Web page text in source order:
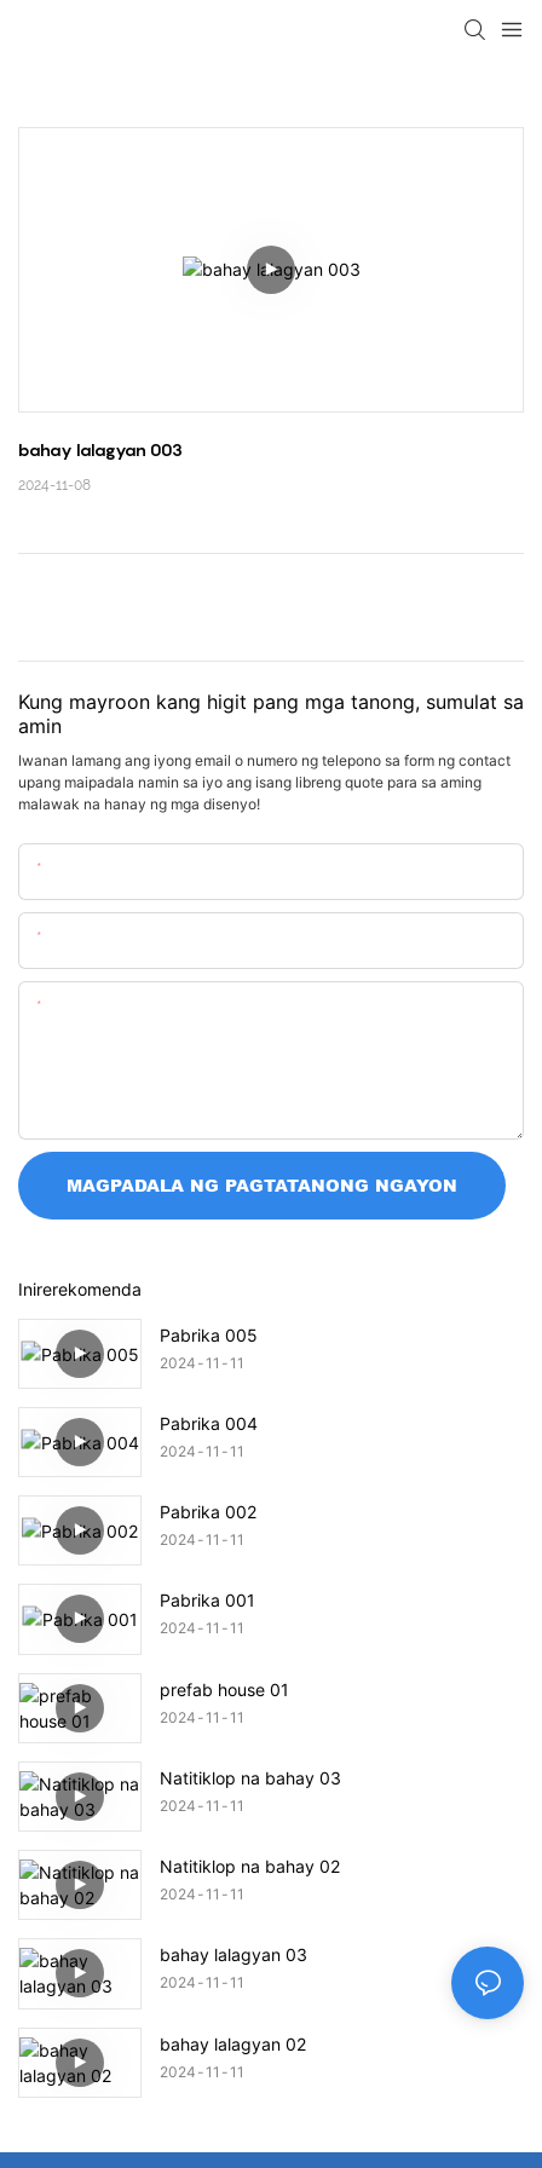
bahay lalagyan 003
2024-11-08
Kung mayroon kang higit pang mga tanong, sumulat sa
amin
Iwanan lamang ang iyong email o numero ng telepono sa form ng contact
upang maipadala namin sa iyo ang isang libreng quote para sa aming
malawak na hanay ng mga disenyo!
MAGPADALA NG PAGTATANONG NGAYON
Inirerekomenda
Pabrika 005
2024 11 11
Pabrika 004
2024 11 11
Pabrika 002
2024 11 11
Pabrika 001
2024 11 11
prefab house 01
2024 11 11
Natitiklop na bahay 03
2024 11 11
Natitiklop na bahay 02
2024 11 11
bahay lalagyan 03
2024 11 11
bahay lalagyan 02
2024 11 11